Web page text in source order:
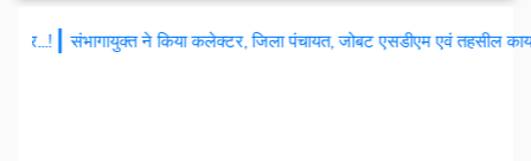
कलेक्टर, जिला पंचायत, जोबट एसडीएम एवं तहसील कार्यालयों का निरीक्षण|अंतर-